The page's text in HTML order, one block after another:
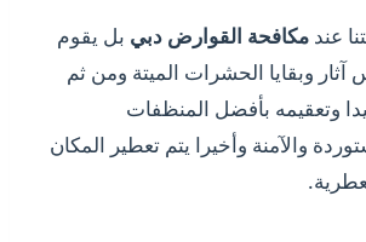
عند مكافحة القوارض دبي بل يقوم
وبقايا الحشرات الميتة ومن ثم
وتعقيمه بأفضل المنظفات
والآمنة وأخيرا يتم تعطير المكان